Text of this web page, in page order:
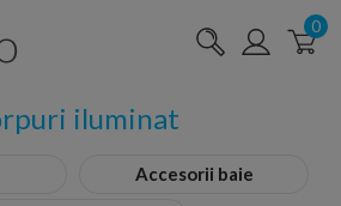
0
iluminat
Accesorii baie